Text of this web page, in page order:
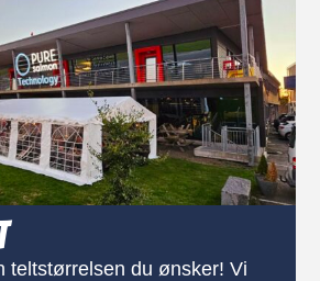
teltstørrelsen du ønsker! Vi